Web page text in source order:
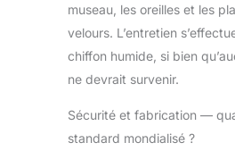
museau, les oreilles et les
velours. L’entretien
chiffon humide, si bien
ne devrait survenir.
Sécurité et fabrication —
standard mondialisé ?